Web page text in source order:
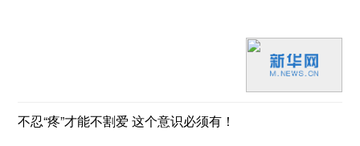
不忍“疼”才能不割爱 这个意识必须有！